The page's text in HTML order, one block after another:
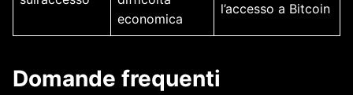
economica
l’accesso a Bitcoin
Domande frequenti